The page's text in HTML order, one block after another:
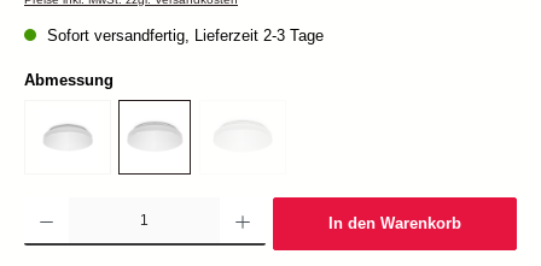
Sofort versandfertig, Lieferzeit 2-3 Tage
Abmessung
Produkt Anzahl: Gib den gewünschten Wert ein oder benutze die Schaltflächen um die
In den Warenkorb